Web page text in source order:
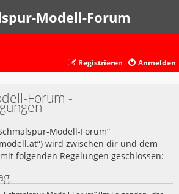
Modell-Forum
Anmelden
Registrieren
Forum -
Modell-Forum“
wird zwischen dir und dem
folgenden Regelungen geschlossen: